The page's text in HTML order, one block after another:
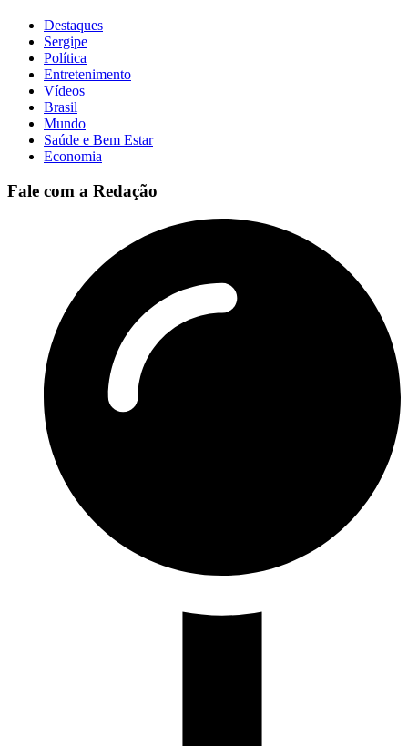
Destaques
Sergipe
Política
Entretenimento
Vídeos
Brasil
Mundo
Saúde e Bem Estar
Economia
Fale com a Redação